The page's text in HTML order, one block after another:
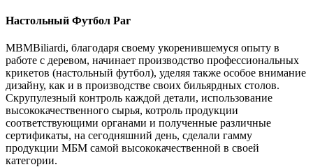
Настольный Футбол Par
MBMBiliardi, благодаря своему укоренившемуся опыту в
работе с деревом, начинает производство профессиональных
крикетов (настольный футбол), уделяя также особое внимание
дизайну, как и в производстве своих бильярдных столов.
Скрупулезный контроль каждой детали, использование
высококачественного сырья, котроль продукции
соответствующими органами и полученные различные
сертификаты, на сегодняшний день, сделали гамму
продукции МБМ самой высококачественной в своей
категории.